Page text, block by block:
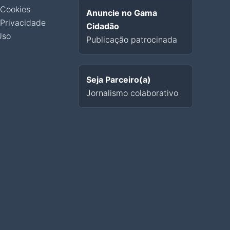
Anuncie no Gama
Cidadão
Publicação patrocinada
Seja Parceiro(a)
Jornalismo colaborativo